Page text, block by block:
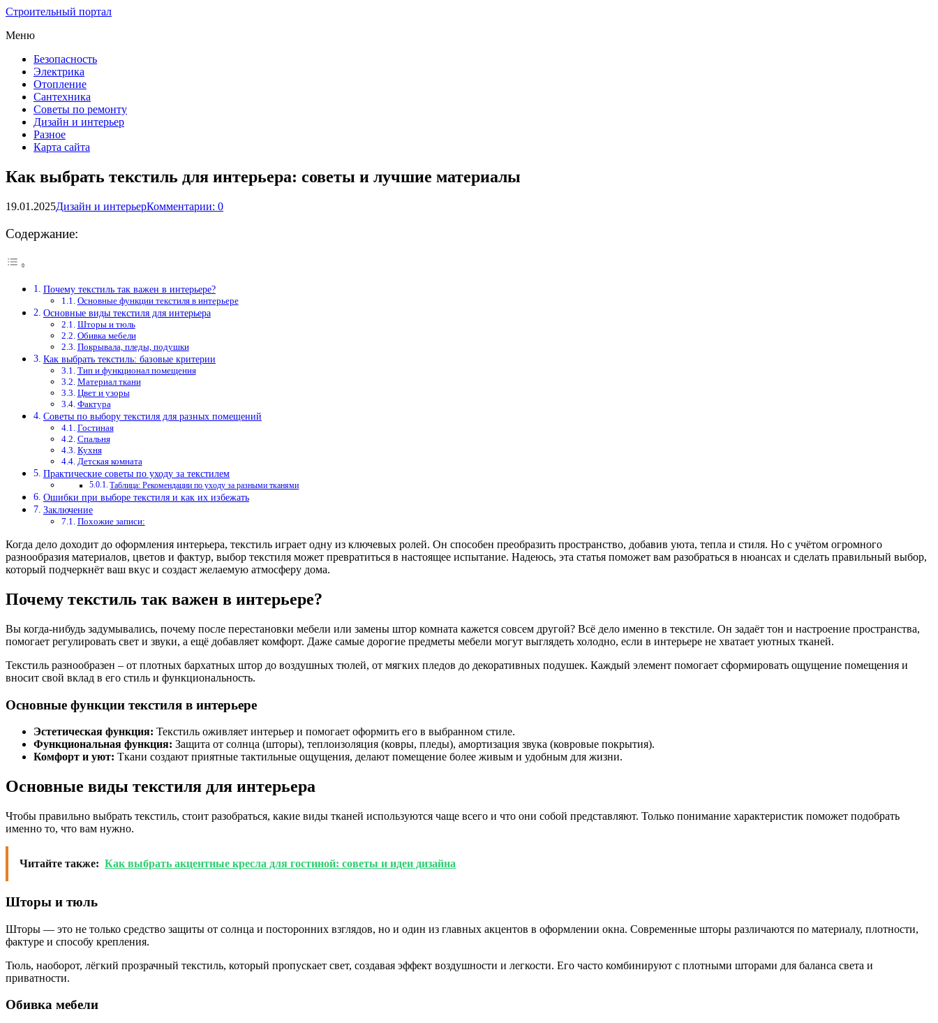
Строительный портал
Меню
Безопасность
Электрика
Отопление
Сантехника
Советы по ремонту
Дизайн и интерьер
Разное
Карта сайта
Как выбрать текстиль для интерьера: советы и лучшие материалы
19.01.2025Дизайн и интерьерКомментарии: 0
Содержание:
Почему текстиль так важен в интерьере?
Основные функции текстиля в интерьере
Основные виды текстиля для интерьера
Шторы и тюль
Обивка мебели
Покрывала, пледы, подушки
Как выбрать текстиль: базовые критерии
Тип и функционал помещения
Материал ткани
Цвет и узоры
Фактура
Советы по выбору текстиля для разных помещений
Гостиная
Спальня
Кухня
Детская комната
Практические советы по уходу за текстилем
Таблица: Рекомендации по уходу за разными тканями
Ошибки при выборе текстиля и как их избежать
Заключение
Похожие записи:
Когда дело доходит до оформления интерьера, текстиль играет одну из ключевых ролей. Он способен преобразить пространство, добавив уюта, тепла и стиля. Но с учётом огромного
разнообразия материалов, цветов и фактур, выбор текстиля может превратиться в настоящее испытание. Надеюсь, эта статья поможет вам разобраться в нюансах и сделать правильный выбор,
который подчеркнёт ваш вкус и создаст желаемую атмосферу дома.
Почему текстиль так важен в интерьере?
Вы когда-нибудь задумывались, почему после перестановки мебели или замены штор комната кажется совсем другой? Всё дело именно в текстиле. Он задаёт тон и настроение пространства,
помогает регулировать свет и звуки, а ещё добавляет комфорт. Даже самые дорогие предметы мебели могут выглядеть холодно, если в интерьере не хватает уютных тканей.
Текстиль разнообразен – от плотных бархатных штор до воздушных тюлей, от мягких пледов до декоративных подушек. Каждый элемент помогает сформировать ощущение помещения и
вносит свой вклад в его стиль и функциональность.
Основные функции текстиля в интерьере
Эстетическая функция: Текстиль оживляет интерьер и помогает оформить его в выбранном стиле.
Функциональная функция: Защита от солнца (шторы), теплоизоляция (ковры, пледы), амортизация звука (ковровые покрытия).
Комфорт и уют: Ткани создают приятные тактильные ощущения, делают помещение более живым и удобным для жизни.
Основные виды текстиля для интерьера
Чтобы правильно выбрать текстиль, стоит разобраться, какие виды тканей используются чаще всего и что они собой представляют. Только понимание характеристик поможет подобрать
именно то, что вам нужно.
Читайте также: Как выбрать акцентные кресла для гостиной: советы и идеи дизайна
Шторы и тюль
Шторы — это не только средство защиты от солнца и посторонних взглядов, но и один из главных акцентов в оформлении окна. Современные шторы различаются по материалу, плотности,
фактуре и способу крепления.
Тюль, наоборот, лёгкий прозрачный текстиль, который пропускает свет, создавая эффект воздушности и легкости. Его часто комбинируют с плотными шторами для баланса света и
приватности.
Обивка мебели